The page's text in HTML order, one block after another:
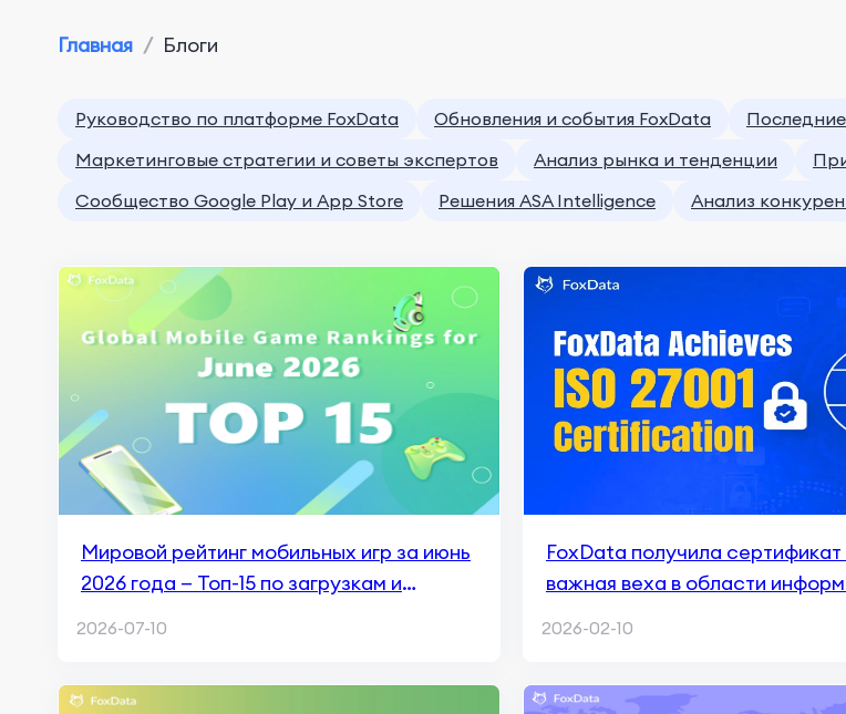
Главная / Блоги
Руководство по платформе FoxData Обновления и события FoxData
Маркетинговые стратегии и советы экспертов
Анализ рынка и тенденции
Сообщество Google Play и App Store
Решения ASA Intelligence Анализ
Мировой рейтинг мобильных игр за июнь
2026 года — Топ-15 по загрузкам и
2026-07-10
FoxData получила сертификат
важная веха в области
2026-02-10